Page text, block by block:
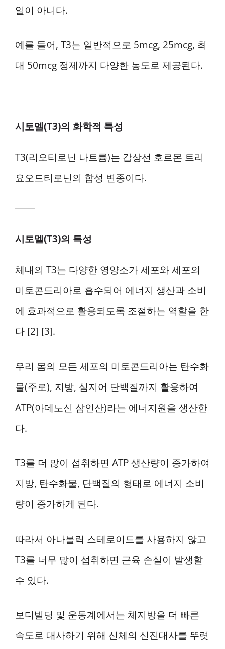
일이 아니다.
예를 들어, T3는 일반적으로 5mcg, 25mcg, 최
대 50mcg 정제까지 다양한 농도로 제공된다.
시토멜(T3)의 화학적 특성
T3(리오티로닌 나트륨)는 갑상선 호르몬 트리
요오드티로닌의 합성 변종이다.
시토멜(T3)의 특성
체내의 T3는 다양한 영양소가 세포와 세포의
미토콘드리아로 흡수되어 에너지 생산과 소비
에 효과적으로 활용되도록 조절하는 역할을 한
다 [2] [3].
우리 몸의 모든 세포의 미토콘드리아는 탄수화
물(주로), 지방, 심지어 단백질까지 활용하여
ATP(아데노신 삼인산)라는 에너지원을 생산한
다.
T3를 더 많이 섭취하면 ATP 생산량이 증가하여
지방, 탄수화물, 단백질의 형태로 에너지 소비
량이 증가하게 된다.
따라서 아나볼릭 스테로이드를 사용하지 않고
T3를 너무 많이 섭취하면 근육 손실이 발생할
수 있다.
보디빌딩 및 운동계에서는 체지방을 더 빠른
속도로 대사하기 위해 신체의 신진대사를 뚜렷